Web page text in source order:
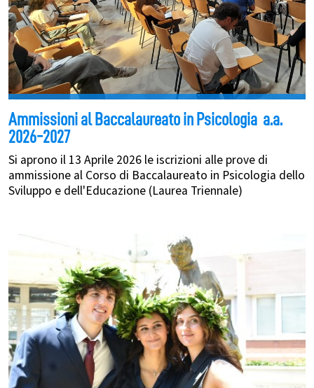
Ammissioni al Baccalaureato in Psicologia a.a.
2026-2027
Si aprono il 13 Aprile 2026 le iscrizioni alle prove di
ammissione al Corso di Baccalaureato in Psicologia dello
Sviluppo e dell'Educazione (Laurea Triennale)